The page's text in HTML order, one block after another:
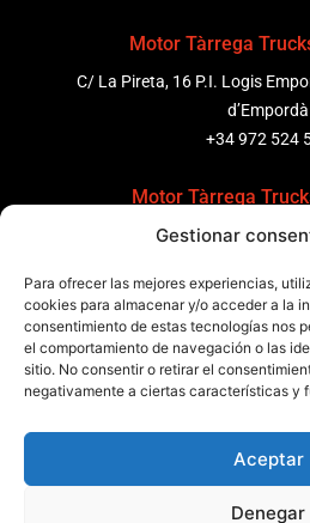
Gestionar
Para ofrecer las mejores experiencias,
cookies para almacenar y/o acceder a la
consentimiento de estas tecnologías nos
el comportamiento de navegación o las
sitio. No consentir o retirar el
negativamente a ciertas características y
Aceptar
Denegar
Motor Tàrrega
C/ La Pireta, 16 P.I. Logis
d’Empordà
+34 972 524
Motor Tàrrega
C/ Ponent 8, Pol. Ind. Sant
+34 931 69
Motor Tàrrega Trucks
Zona Franca, Carrer E, s/n